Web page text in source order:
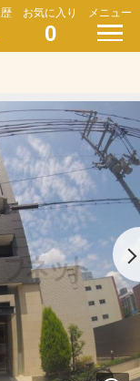
お気に入り
0
メニュー